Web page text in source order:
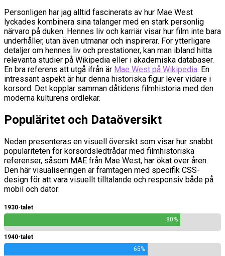
Personligen har jag alltid fascinerats av hur Mae West
lyckades kombinera sina talanger med en stark personlig
närvaro på duken. Hennes liv och karriär visar hur film inte bara
underhåller, utan även utmanar och inspirerar. För ytterligare
detaljer om hennes liv och prestationer, kan man ibland hitta
relevanta studier på Wikipedia eller i akademiska databaser.
En bra referens att utgå ifrån är Mae West på Wikipedia. En
intressant aspekt är hur denna historiska figur lever vidare i
korsord. Det kopplar samman dåtidens filmhistoria med den
moderna kulturens ordlekar.
Populäritet och Dataöversikt
Nedan presenteras en visuell översikt som visar hur snabbt
populariteten för korsordsledtrådar med filmhistoriska
referenser, såsom MAE från Mae West, har ökat över åren.
Den här visualiseringen är framtagen med specifik CSS-
design för att vara visuellt tilltalande och responsiv både på
mobil och dator:
1930-talet
80%
1940-talet
65%